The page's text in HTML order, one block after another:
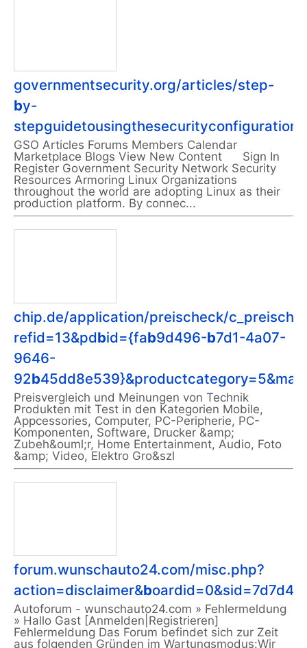
governmentsecurity.org/articles/step-
by-
GSO Articles Forums Members Calendar
Marketplace Blogs View New Content Sign In
Register Government Security Network Security
Resources Armoring Linux Organizations
throughout the world are adopting Linux as their
production platform. By connec...
chip.de/application/preischeck/
refid=13&pdbid={fab9d496-b7d1-4a07-
9646-
92b
Preisvergleich und Meinungen von Technik
Produkten mit Test in den Kategorien Mobile,
Appcessories, Computer, PC-Peripherie, PC-
Komponenten, Software, Drucker &amp;
Zubeh&ouml;r, Home Entertainment, Audio, Foto
&amp; Video, Elektro Gro&szl
forum.wunschauto24.com/misc.php?
action=disclaimer&b
Autoforum - wunschauto24.com » Fehlermeldung
» Hallo Gast [Anmelden|Registrieren]
Fehlermeldung Das Forum befindet sich zur Zeit
aus folgenden Gründen im Wartungsmodus:Wir